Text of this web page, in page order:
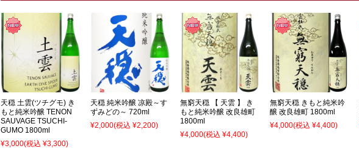
天穏 土雲(ツチグモ) き
もと純米吟醸 TENON
SAUVAGE TSUCHI-
GUMO 1800ml
¥3,000(税込 ¥3,300)
天穏 純米吟醸 凉殿～す
ずみどの～ 720ml
¥2,000(税込 ¥2,200)
無窮天穏 【 天雲 】 き
もと純米吟醸 改良雄町
1800ml
¥4,000(税込 ¥4,400)
無窮天穏 きもと純米吟
醸 改良雄町 1800ml
¥4,000(税込 ¥4,400)